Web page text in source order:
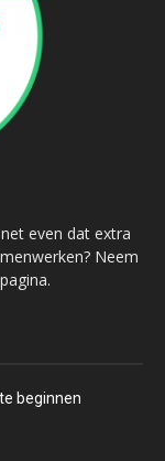
even dat extra
Neem
beginnen